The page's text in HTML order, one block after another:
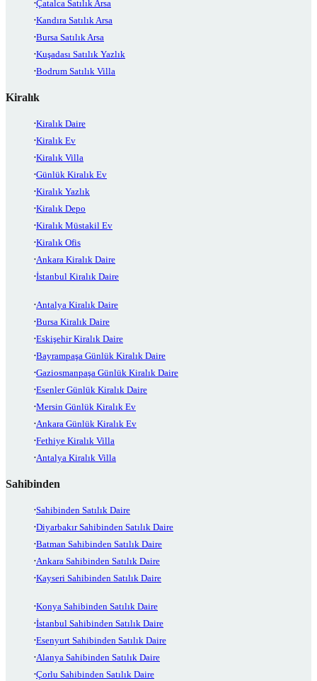
Çatalca Satılık Arsa
Kandıra Satılık Arsa
Bursa Satılık Arsa
Kuşadası Satılık Yazlık
Bodrum Satılık Villa
Kiralık
Kiralık Daire
Kiralık Ev
Kiralık Villa
Günlük Kiralık Ev
Kiralık Yazlık
Kiralık Depo
Kiralık Müstakil Ev
Kiralık Ofis
Ankara Kiralık Daire
İstanbul Kiralık Daire
Antalya Kiralık Daire
Bursa Kiralık Daire
Eskişehir Kiralık Daire
Bayrampaşa Günlük Kiralık Daire
Gaziosmanpaşa Günlük Kiralık Daire
Esenler Günlük Kiralık Daire
Mersin Günlük Kiralık Ev
Ankara Günlük Kiralık Ev
Fethiye Kiralık Villa
Antalya Kiralık Villa
Sahibinden
Sahibinden Satılık Daire
Diyarbakır Sahibinden Satılık Daire
Batman Sahibinden Satılık Daire
Ankara Sahibinden Satılık Daire
Kayseri Sahibinden Satılık Daire
Konya Sahibinden Satılık Daire
İstanbul Sahibinden Satılık Daire
Esenyurt Sahibinden Satılık Daire
Alanya Sahibinden Satılık Daire
Çorlu Sahibinden Satılık Daire